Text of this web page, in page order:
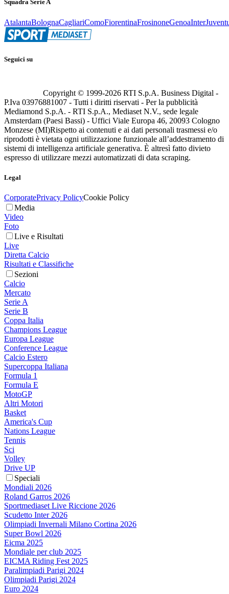
Squadra Serie A
AtalantaBolognaCagliariComoFiorentinaFrosinoneGenoaInter
Seguici su
Copyright © 1999-2026 RTI S.p.A. Business Digital -
P.Iva 03976881007 - Tutti i diritti riservati - Per la pubblicità
Mediamond S.p.A. - RTI S.p.A., Mediaset N.V., sede legale
Amsterdam (Paesi Bassi) - Uffici Viale Europa 46, 20093 Cologno
Monzese (MI)Rispetto ai contenuti e ai dati personali trasmessi e/o
riprodotti è vietata ogni utilizzazione funzionale all’addestramento di
sistemi di intelligenza artificiale generativa. È altresì fatto divieto
espresso di utilizzare mezzi automatizzati di data scraping.
Legal
CorporatePrivacy PolicyCookie Policy
Media
Video
Foto
Live e Risultati
Live
Diretta Calcio
Risultati e Classifiche
Sezioni
Calcio
Mercato
Serie A
Serie B
Coppa Italia
Champions League
Europa League
Conference League
Calcio Estero
Supercoppa Italiana
Formula 1
Formula E
MotoGP
Altri Motori
Basket
America's Cup
Nations League
Tennis
Sci
Volley
Drive UP
Speciali
Mondiali 2026
Roland Garros 2026
Sportmediaset Live Riccione 2026
Scudetto Inter 2026
Olimpiadi Invernali Milano Cortina 2026
Super Bowl 2026
Eicma 2025
Mondiale per club 2025
EICMA Riding Fest 2025
Paralimpiadi Parigi 2024
Olimpiadi Parigi 2024
Euro 2024